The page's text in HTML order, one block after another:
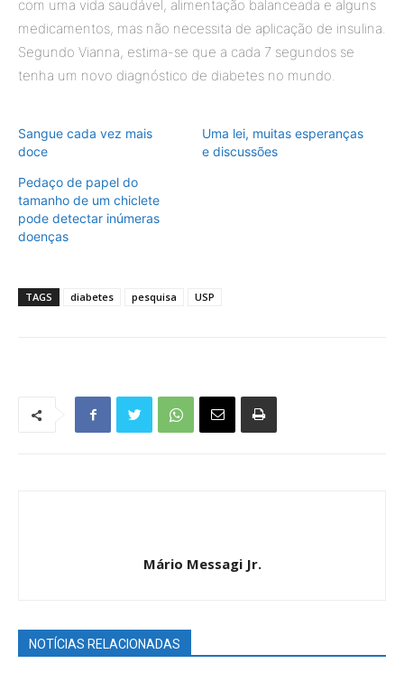
com uma vida saudável, alimentação balanceada e alguns
medicamentos, mas não necessita de aplicação de insulina.
Segundo Vianna, estima-se que a cada 7 segundos se
tenha um novo diagnóstico de diabetes no mundo.
Sangue cada vez mais
doce
Uma lei, muitas esperanças
e discussões
Pedaço de papel do
tamanho de um chiclete
pode detectar inúmeras
doenças
TAGS diabetes pesquisa USP
Mário Messagi Jr.
NOTÍCIAS RELACIONADAS